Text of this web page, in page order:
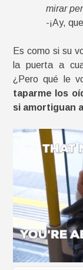
mirar
-¡Ay,
Es como si su
la puerta a
¿Pero qué le
taparme los
si amortiguan